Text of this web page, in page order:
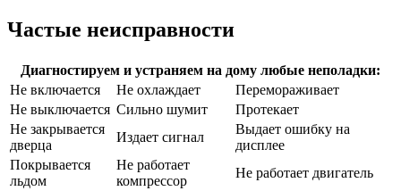
Частые неисправности
Диагностируем и устраняем на дому любые неполадки:
Не включается
Не охлаждает
Перемораживает
Не выключается Сильно шумит
Протекает
Не закрывается
дверца
Издает сигнал
Выдает ошибку на
дисплее
Покрывается
льдом
Не работает
компрессор
Не работает двигатель